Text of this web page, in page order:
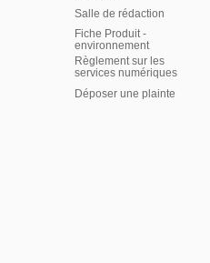
Salle de rédaction
Fiche Produit -
environnement
Règlement sur les
services numériques
Déposer une plainte